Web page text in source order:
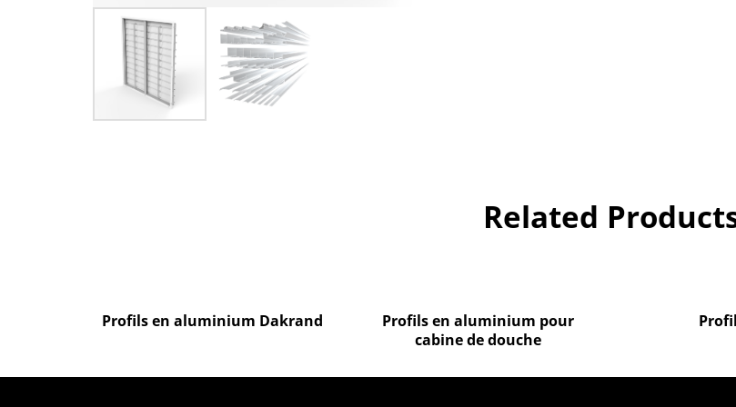
Related
Profils en aluminium Dakrand
Profils en aluminium pour
cabine de douche